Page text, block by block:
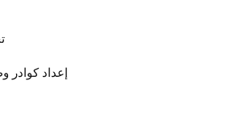
إعداد كوادر